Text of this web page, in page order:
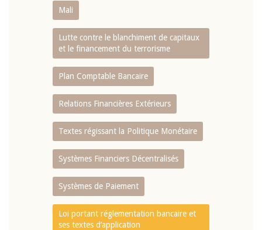
Mali
Lutte contre le blanchiment de capitaux
et le financement du terrorisme
Plan Comptable Bancaire
Relations Financières Extérieurs
Textes régissant la Politique Monétaire
Systèmes Financiers Décentralisés
Systèmes de Paiement
Loi portant réglementation bancaire et
ses textes d’application